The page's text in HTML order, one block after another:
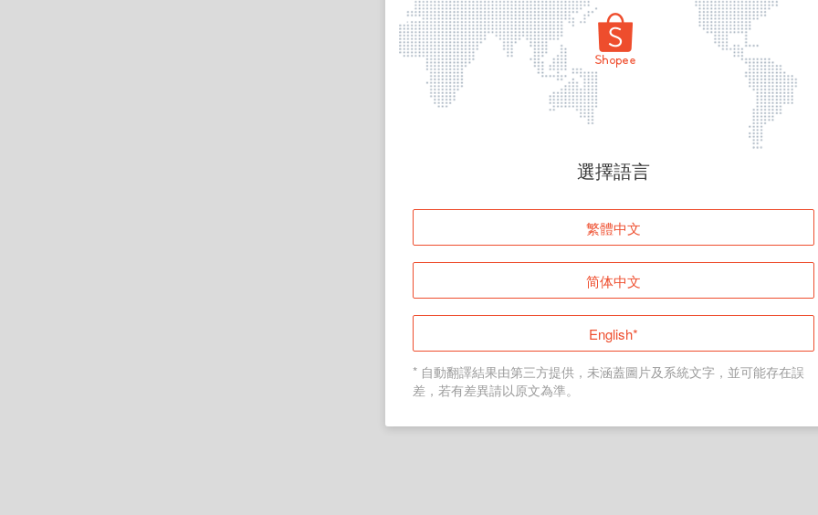
頁面無法顯示
登入
返回首頁
選擇語言
繁體中文
简体中文
English*
* 自動翻譯結果由第三方提供，未涵蓋圖片及系統文字，並可能存在誤
差，若有差異請以原文為準。